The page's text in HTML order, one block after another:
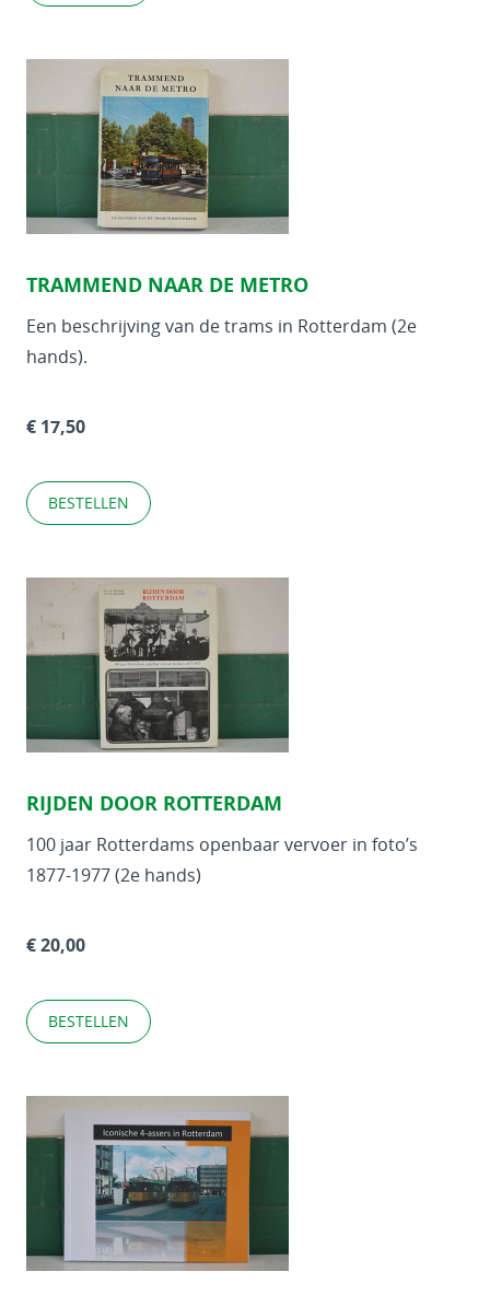
TRAMMEND NAAR DE METRO
Een beschrijving van de trams in Rotterdam (2e
hands).
€ 17,50
BESTELLEN
RIJDEN DOOR ROTTERDAM
100 jaar Rotterdams openbaar vervoer in foto’s
1877-1977 (2e hands)
€ 20,00
BESTELLEN